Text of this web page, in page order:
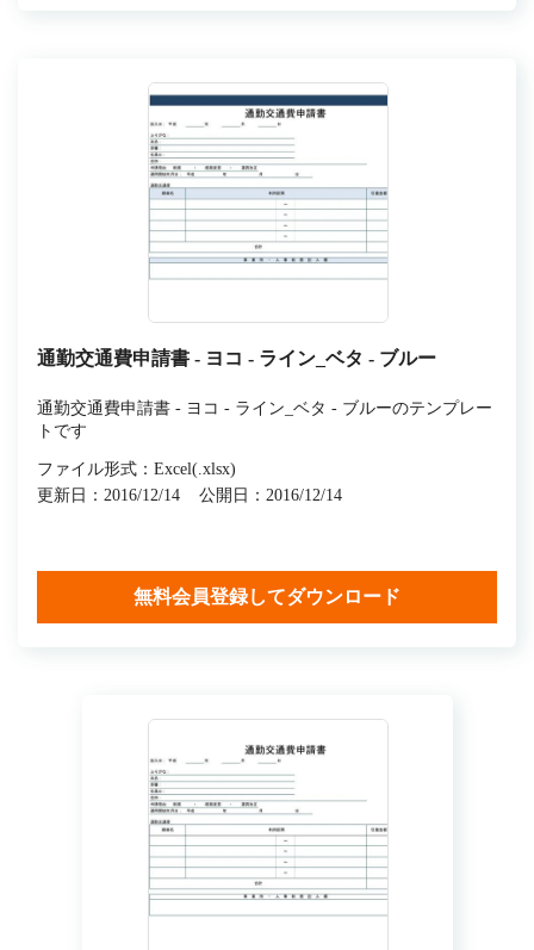
通勤交通費申請書 - ヨコ - ライン_ベタ - ブルー
通勤交通費申請書 - ヨコ - ライン_ベタ - ブルーのテンプレー
トです
ファイル形式：Excel(.xlsx)
更新日：2016/12/14
公開日：2016/12/14
無料会員登録してダウンロード